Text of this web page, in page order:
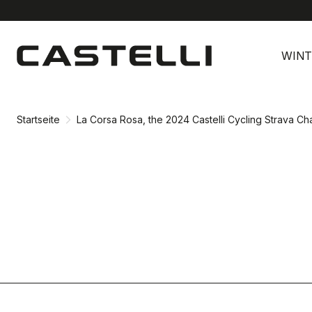
Inhalt
springen
Navigation
springen
Startseite La Corsa Rosa, the 2024 Castelli Cycling Strava